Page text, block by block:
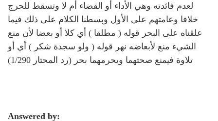
لعدم فائدته وهي الأداء أو القضاء أم لا وتسقط للحرج
خلافا وعامتهم على الأول وبسطنا الكلام على ذلك فيما
علقناه على البحر قوله ( مطلقا ) أي كلا أو بعضا لأن منع
الشيء منع لأبعاضه نهر قوله ( ولو سجدة شكر ) أي أو
تلاوة فيمنع صحتهما ويحرمهما بحر (رد المحتار 1/290)
Answered by: